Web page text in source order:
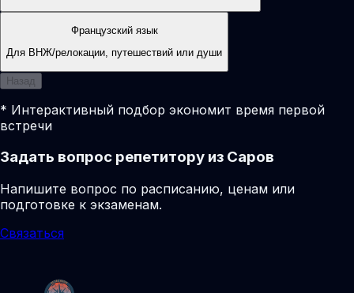
Французский язык
Для ВНЖ/релокации, путешествий или души
Назад
* Интерактивный подбор экономит время первой
встречи
Задать вопрос репетитору из Саров
Напишите вопрос по расписанию, ценам или
подготовке к экзаменам.
Связаться